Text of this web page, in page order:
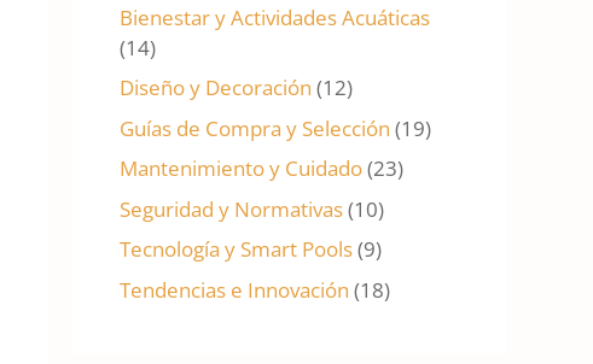
Bienestar y Actividades Acuáticas
(14)
Diseño y Decoración (12)
Guías de Compra y Selección (19)
Mantenimiento y Cuidado(23)
Seguridad y Normativas(10)
Tecnología y Smart Pools(9)
Tendencias e Innovación (18)